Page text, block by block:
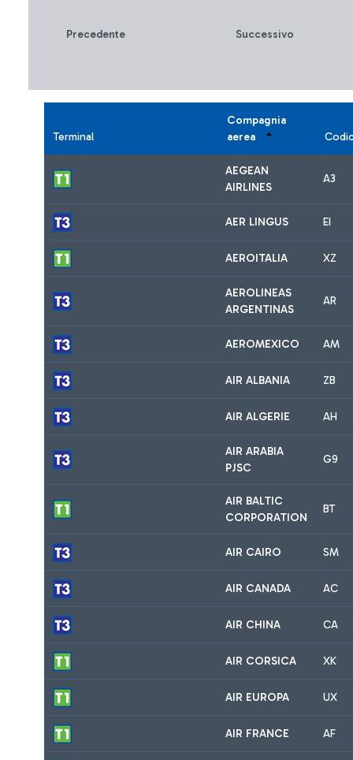
Precedente Successivo
Terminal
Compagnia
aerea
AEGEAN
AIRLINES
A3
AER LINGUS EI
AEROITALIA XZ
AEROLINEAS
ARGENTINAS
AR
AEROMEXICO AM
AIR ALBANIA ZB
AIR ALGERIE AH
AIR ARABIA
PJSC
G9
AIR BALTIC
CORPORATION
BT
AIR CAIRO SM
AIR CANADA AC
AIR CHINA CA
AIR CORSICA XK
AIR EUROPA UX
AIR FRANCE AF